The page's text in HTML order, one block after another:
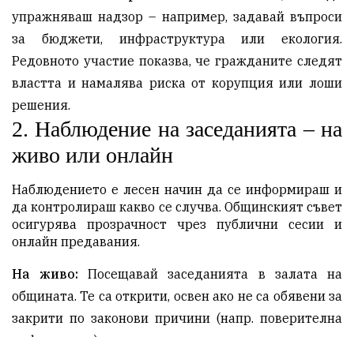
упражняваш надзор – например, задавай въпроси
за бюджети, инфраструктура или екология.
Редовното участие показва, че гражданите следят
властта и намалява риска от корупция или лоши
решения.
2. Наблюдение на заседанията – на
живо или онлайн
Наблюдението е лесен начин да се информираш и
да контролираш какво се случва. Общинският съвет
осигурява прозрачност чрез публични сесии и
онлайн предавания.
На живо: Посещавай заседанията в залата на
общината. Те са открити, освен ако не са обявени за
закрити по законови причини (напр. поверителна